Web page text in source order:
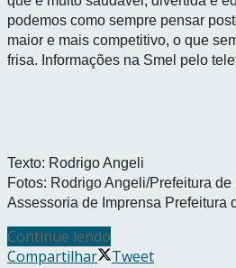
podemos como sempre pensar
maior e mais competitivo, o que
frisa. Informações na Smel pelo
Texto: Rodrigo Angeli
Fotos: Rodrigo Angeli/Prefeitura de
Assessoria de Imprensa Prefeitura
Continue lendo
Compartilhar
Tweet